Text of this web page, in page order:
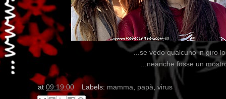
...se vedo qualcuno in giro
...neanche fosse un
at 09:19:00 Labels: mamma, papà, virus